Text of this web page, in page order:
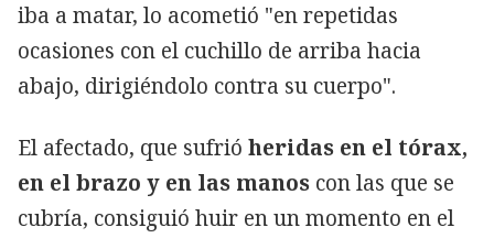
iba a matar, lo acometió "en repetidas
ocasiones con el cuchillo de arriba hacia
abajo, dirigiéndolo contra su cuerpo".
El afectado, que sufrió heridas en el tórax,
en el brazo y en las manos con las que se
cubría, consiguió huir en un momento en el